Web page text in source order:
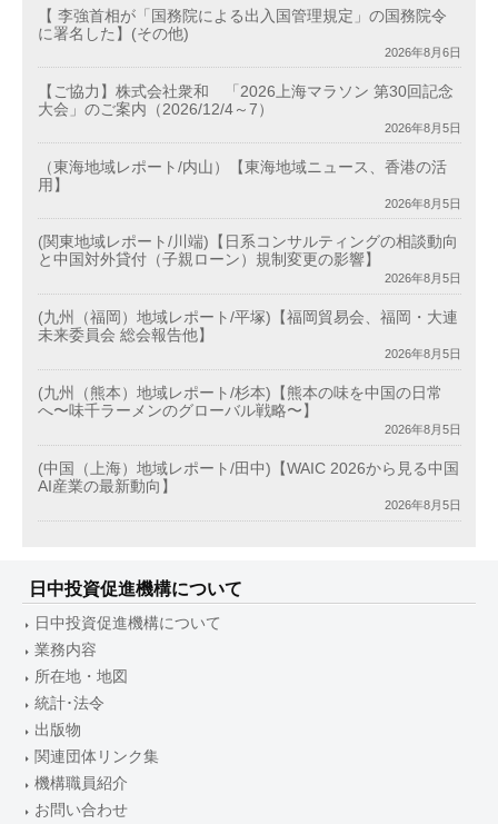
【 李強首相が「国務院による出入国管理規定」の国務院令
に署名した】(その他)
2026年8月6日
【ご協力】株式会社衆和 「2026上海マラソン 第30回記念
大会」のご案内（2026/12/4～7）
2026年8月5日
（東海地域レポート/内山）【東海地域ニュース、香港の活
用】
2026年8月5日
(関東地域レポート/川端)【日系コンサルティングの相談動向
と中国対外貸付（子親ローン）規制変更の影響】
2026年8月5日
(九州（福岡）地域レポート/平塚)【福岡貿易会、福岡・大連
未来委員会 総会報告他】
2026年8月5日
(九州（熊本）地域レポート/杉本)【熊本の味を中国の日常
へ〜味千ラーメンのグローバル戦略〜】
2026年8月5日
(中国（上海）地域レポート/田中)【WAIC 2026から見る中国
AI産業の最新動向】
2026年8月5日
日中投資促進機構について
日中投資促進機構について
業務内容
所在地・地図
統計･法令
出版物
関連団体リンク集
機構職員紹介
お問い合わせ